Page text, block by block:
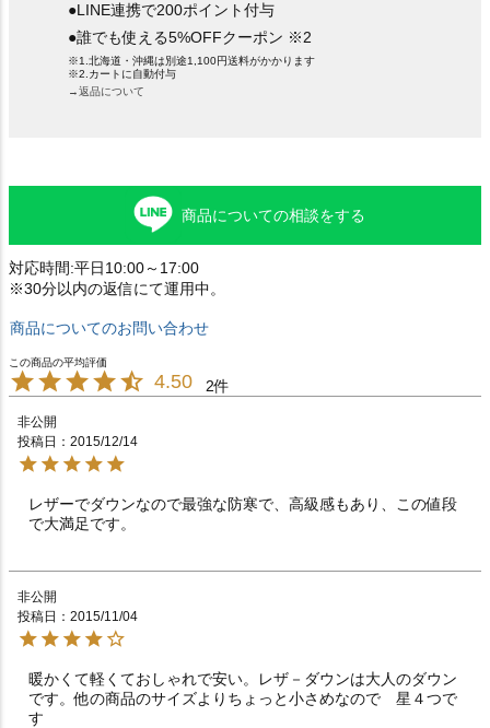
●LINE連携で200ポイント付与
●誰でも使える5%OFFクーポン ※2
※1.北海道・沖縄は別途1,100円送料がかかります
※2.カートに自動付与
→返品について
商品についての相談をする
対応時間:平日10:00～17:00
※30分以内の返信にて運用中。
商品についてのお問い合わせ
4.50 2
非公開
投稿日
2015/12/14
レザーでダウンなので最強な防寒で、高級感もあり、この値段
で大満足です。
非公開
投稿日
2015/11/04
暖かくて軽くておしゃれで安い。レザ－ダウンは大人のダウン
です。他の商品のサイズよりちょっと小さめなので　星４つで
す